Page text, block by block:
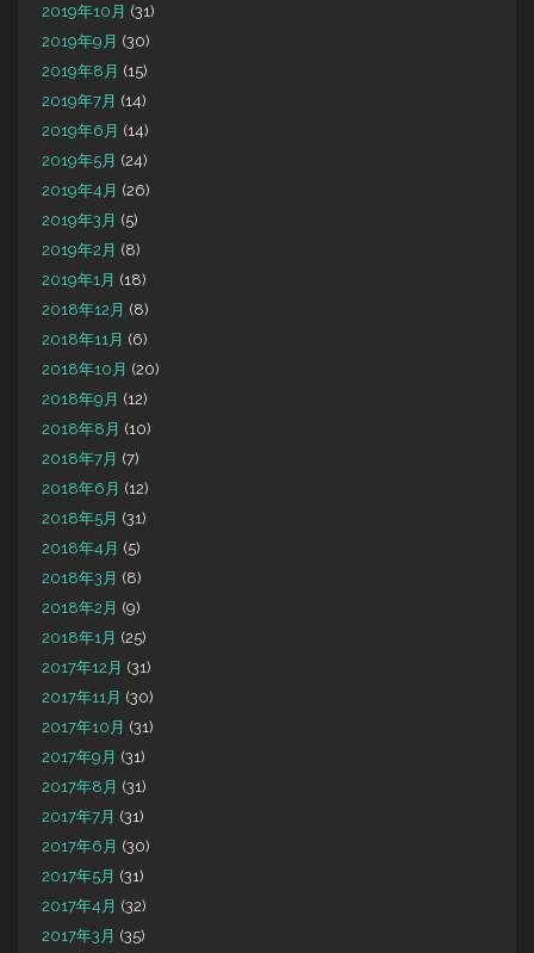
2019年10月 (31)
2019年9月 (30)
2019年8月 (15)
2019年7月 (14)
2019年6月 (14)
2019年5月 (24)
2019年4月 (26)
2019年3月 (5)
2019年2月 (8)
2019年1月 (18)
2018年12月 (8)
2018年11月 (6)
2018年10月 (20)
2018年9月 (12)
2018年8月 (10)
2018年7月 (7)
2018年6月 (12)
2018年5月 (31)
2018年4月 (5)
2018年3月 (8)
2018年2月 (9)
2018年1月 (25)
2017年12月 (31)
2017年11月 (30)
2017年10月 (31)
2017年9月 (31)
2017年8月 (31)
2017年7月 (31)
2017年6月 (30)
2017年5月 (31)
2017年4月 (32)
2017年3月 (35)